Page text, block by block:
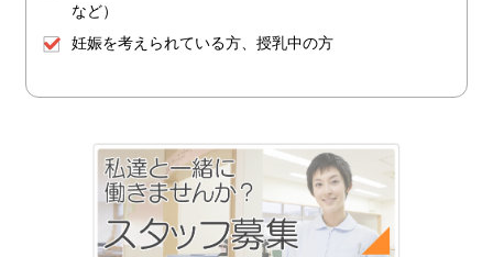
など）
妊娠を考えられている方、授乳中の方